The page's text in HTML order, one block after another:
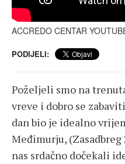
ACCREDO CENTAR
PODIJELI:
Poželjeli smo na
vreve i dobro se
dan bio je idealno
Međimurju,
nas srdačno dočekali